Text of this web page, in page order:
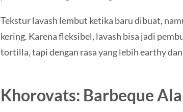
Tekstur lavash lembut ketika baru dibuat,
kering. Karena fleksibel, lavash bisa jadi
tortilla, tapi dengan rasa yang lebih earthy
Khorovats: Barbeque